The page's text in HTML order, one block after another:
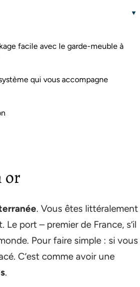
facile avec le garde-meuble à
qui vous accompagne
or
. Vous êtes littéralement
port – premier de France, s’il
Pour faire simple : si vous
C’est comme avoir une
.